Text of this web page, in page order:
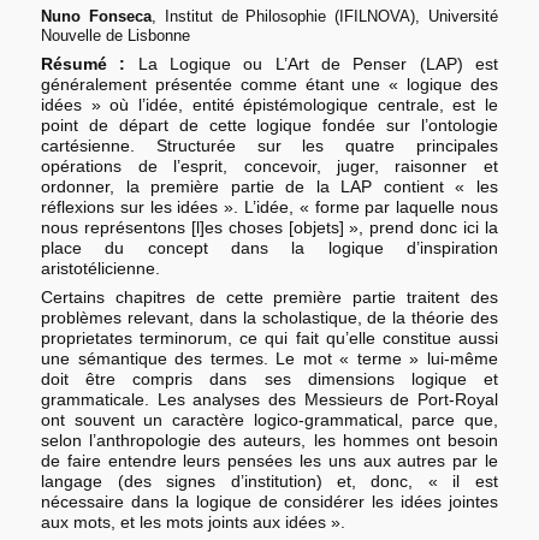
Nuno Fonseca, Institut de Philosophie (IFILNOVA), Université
Nouvelle de Lisbonne
Résumé : La Logique ou L’Art de Penser (LAP) est
généralement présentée comme étant une « logique des
idées » où l’idée, entité épistémologique centrale, est le
point de départ de cette logique fondée sur l’ontologie
cartésienne. Structurée sur les quatre principales
opérations de l’esprit, concevoir, juger, raisonner et
ordonner, la première partie de la LAP contient « les
réflexions sur les idées ». L’idée, « forme par laquelle nous
nous représentons [l]es choses [objets] », prend donc ici la
place du concept dans la logique d’inspiration
aristotélicienne.
Certains chapitres de cette première partie traitent des
problèmes relevant, dans la scholastique, de la théorie des
proprietates terminorum, ce qui fait qu’elle constitue aussi
une sémantique des termes. Le mot « terme » lui-même
doit être compris dans ses dimensions logique et
grammaticale. Les analyses des Messieurs de Port-Royal
ont souvent un caractère logico-grammatical, parce que,
selon l’anthropologie des auteurs, les hommes ont besoin
de faire entendre leurs pensées les uns aux autres par le
langage (des signes d’institution) et, donc, « il est
nécessaire dans la logique de considérer les idées jointes
aux mots, et les mots joints aux idées ».